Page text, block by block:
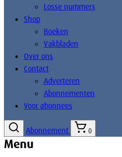
Losse nummers
Shop
Boeken
Vakbladen
Over ons
Contact
Adverteren
Abonnementen
Voor abonnees
Abonnement 0
Menu